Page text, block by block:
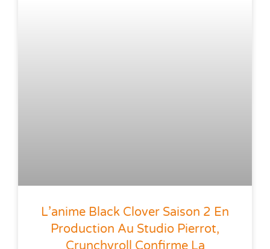
L’anime Black Clover Saison 2 En
Production Au Studio Pierrot,
Crunchyroll Confirme La